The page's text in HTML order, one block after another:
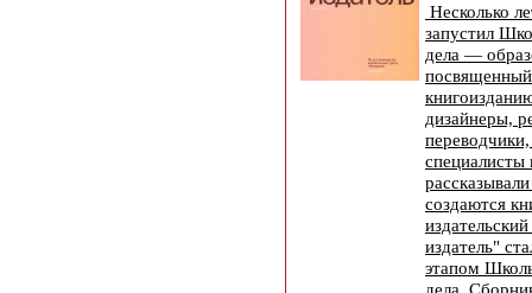
Несколько
запустил
дела —
дизайнеры,
специалисты
создаются
издатель"
этапом
дела.